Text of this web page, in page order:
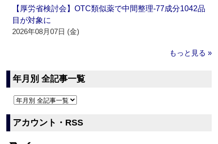
【厚労省検討会】OTC類似薬で中間整理‐77成分1042品
目が対象に
2026年08月07日 (金)
もっと見る »
年月別 全記事一覧
アカウント・RSS